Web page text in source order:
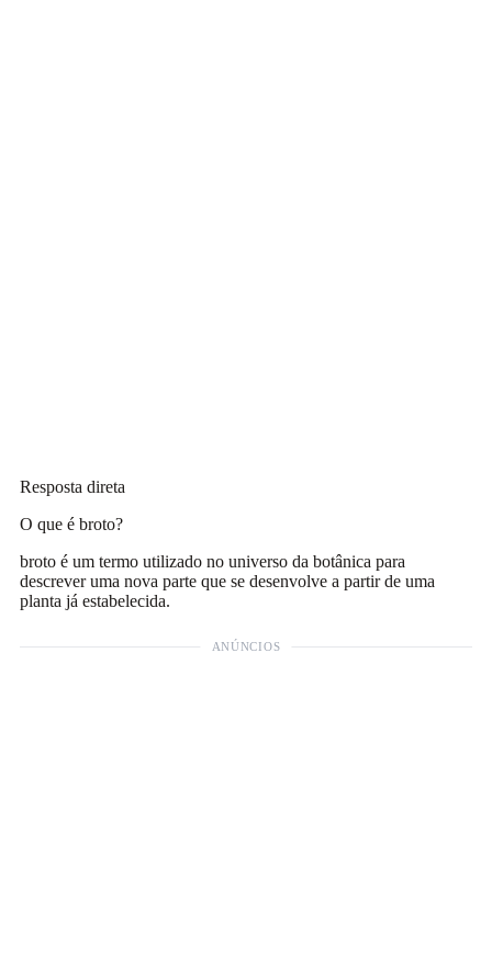
Resposta direta
O que é broto?
broto é um termo utilizado no universo da botânica para
descrever uma nova parte que se desenvolve a partir de uma
planta já estabelecida.
ANÚNCIOS